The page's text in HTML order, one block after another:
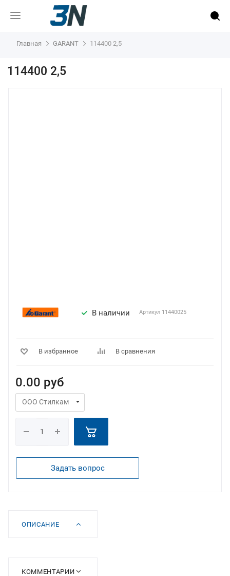
Главная GARANT 114400 2,5
114400 2,5
В наличии Артикул 11440025
В избранное В сравнения
0.00 руб
Задать вопрос
ОПИСАНИЕ
КОММЕНТАРИИ